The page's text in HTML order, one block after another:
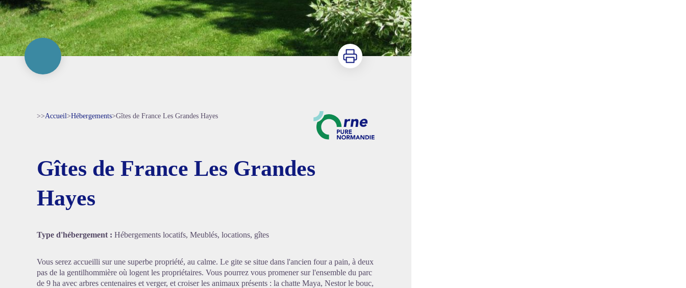
Imprimer
>>Accueil>Hébergements>Gîtes de France Les Grandes Hayes
Gîtes de France Les Grandes
Hayes
Type d'hébergement : Hébergements locatifs, Meublés, locations, gîtes
Vous serez accueilli sur une superbe propriété, au calme. Le gite se situe dans l'ancien four a pain, à deux
pas de la gentilhommière où logent les propriétaires. Vous pourrez vous promener sur l'ensemble du parc
de 9 ha avec arbres centenaires et verger, et croiser les animaux présents : la chatte Maya, Nestor le bouc,